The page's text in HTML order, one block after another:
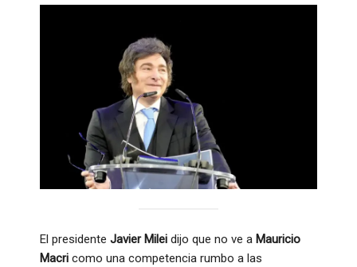
El presidente Javier Milei dijo que no ve a Mauricio
Macri como una competencia rumbo a las